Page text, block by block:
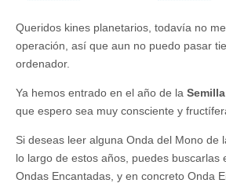
Queridos kines planetarios, todavía no
operación, así que aun no puedo pasar
ordenador.
Ya hemos entrado en el año de la
que espero sea muy consciente y
Si deseas leer alguna Onda del Mono de
lo largo de estos años, puedes buscarlas
Ondas Encantadas, y en concreto Onda